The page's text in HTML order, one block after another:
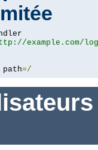
example.com/
path=/